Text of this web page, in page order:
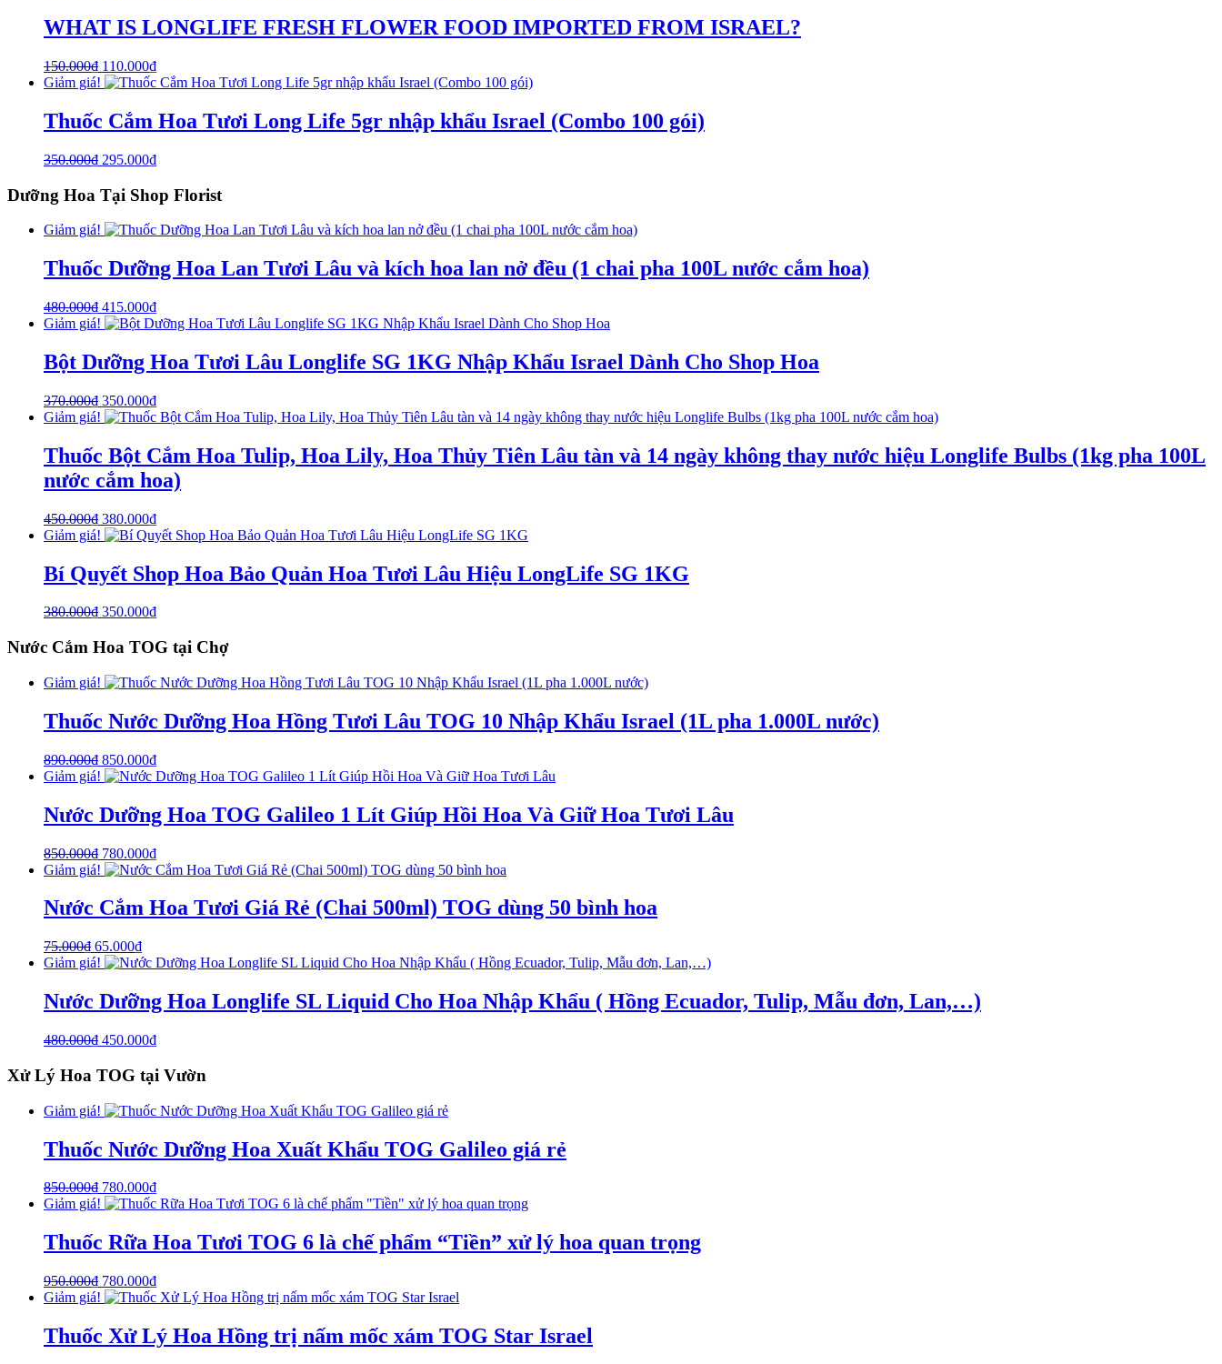
WHAT IS LONGLIFE FRESH FLOWER FOOD IMPORTED FROM ISRAEL?
150.000₫ 110.000₫
Giảm giá!
Thuốc Cắm Hoa Tươi Long Life 5gr nhập khẩu Israel (Combo 100 gói)
350.000₫ 295.000₫
Dưỡng Hoa Tại Shop Florist
Giảm giá!
Thuốc Dưỡng Hoa Lan Tươi Lâu và kích hoa lan nở đều (1 chai pha 100L nước cắm hoa)
480.000₫ 415.000₫
Giảm giá!
Bột Dưỡng Hoa Tươi Lâu Longlife SG 1KG Nhập Khẩu Israel Dành Cho Shop Hoa
370.000₫ 350.000₫
Giảm giá!
Thuốc Bột Cắm Hoa Tulip, Hoa Lily, Hoa Thủy Tiên Lâu tàn và 14 ngày không thay nước hiệu Longlife Bulbs (1kg pha 100L
nước cắm hoa)
450.000₫ 380.000₫
Giảm giá!
Bí Quyết Shop Hoa Bảo Quản Hoa Tươi Lâu Hiệu LongLife SG 1KG
380.000₫ 350.000₫
Nước Cắm Hoa TOG tại Chợ
Giảm giá!
Thuốc Nước Dưỡng Hoa Hồng Tươi Lâu TOG 10 Nhập Khẩu Israel (1L pha 1.000L nước)
890.000₫ 850.000₫
Giảm giá!
Nước Dưỡng Hoa TOG Galileo 1 Lít Giúp Hồi Hoa Và Giữ Hoa Tươi Lâu
850.000₫ 780.000₫
Giảm giá!
Nước Cắm Hoa Tươi Giá Rẻ (Chai 500ml) TOG dùng 50 bình hoa
75.000₫ 65.000₫
Giảm giá!
Nước Dưỡng Hoa Longlife SL Liquid Cho Hoa Nhập Khẩu ( Hồng Ecuador, Tulip, Mẫu đơn, Lan,…)
480.000₫ 450.000₫
Xử Lý Hoa TOG tại Vườn
Giảm giá!
Thuốc Nước Dưỡng Hoa Xuất Khẩu TOG Galileo giá rẻ
850.000₫ 780.000₫
Giảm giá!
Thuốc Rữa Hoa Tươi TOG 6 là chế phẩm “Tiền” xử lý hoa quan trọng
950.000₫ 780.000₫
Giảm giá!
Thuốc Xử Lý Hoa Hồng trị nấm mốc xám TOG Star Israel